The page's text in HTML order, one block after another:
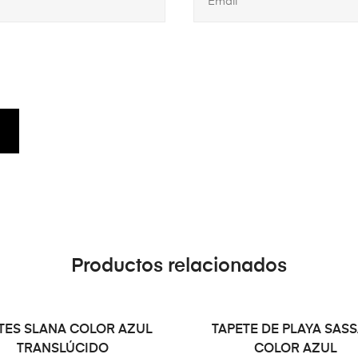
Productos relacionados
LEER MÁS
SLANA COLOR AZUL
TRANSLÚCIDO
LEER MÁS
TAPETE DE PLAYA
COLOR AZUL